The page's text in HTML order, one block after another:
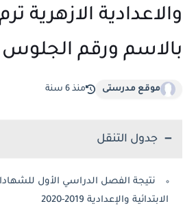
بالاسم ورقم الجلوس
موقع مدرستى منذ 6 سنة
جدول التنقل
نتيجة الفصل الدراسي الأول
الابتدائية والإعدادية 2019-2020